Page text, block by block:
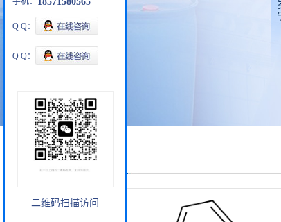
产品展厅
Q Q：
Q Q：
二维码扫描访问